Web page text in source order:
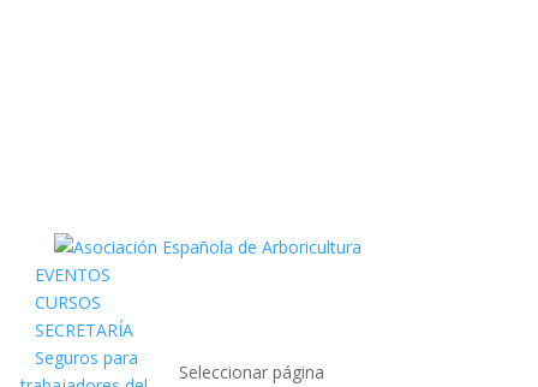
EVENTOS
CURSOS
SECRETARÍA
Seguros para
Seleccionar página